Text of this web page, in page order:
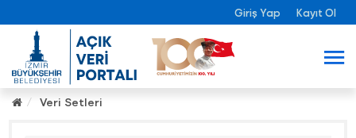
Giriş Yap Kayıt Ol
Veri Setleri